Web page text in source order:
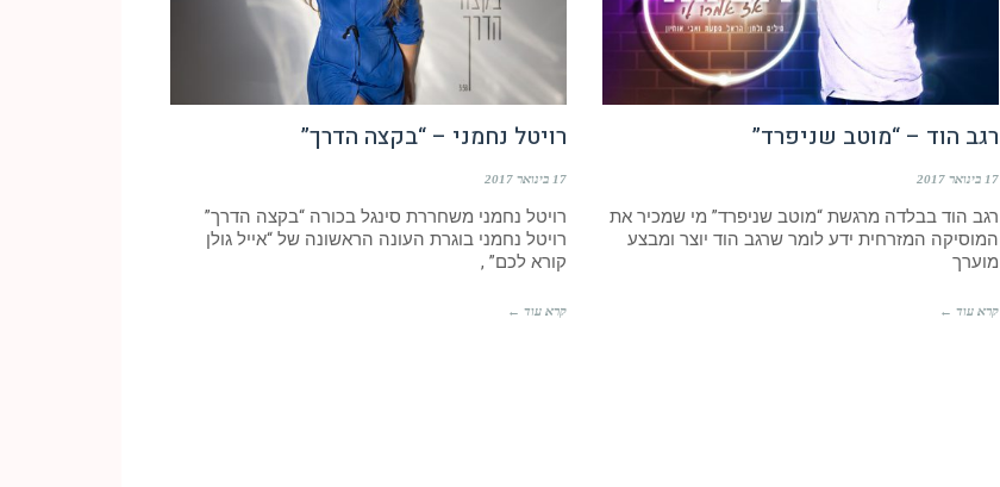
רגב הוד – “מוטב שניפרד”
17 בינואר 2017
רגב הוד בבלדה מרגשת “מוטב שניפרד” מי שמכיר את
המוסיקה המזרחית ידע לומר שרגב הוד יוצר ומבצע
מוערך
קרא עוד ←
רויטל נחמני – “בקצה הדרך”
17 בינואר 2017
רויטל נחמני משחררת סינגל בכורה “בקצה הדרך”
רויטל נחמני בוגרת העונה הראשונה של “אייל גולן
קורא לכם” ,
קרא עוד ←